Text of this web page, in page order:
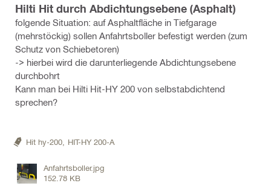
Hilti Hit durch Abdichtungsebene (Asphalt)
folgende Situation: auf Asphaltfläche in Tiefgarage
(mehrstöckig) sollen Anfahrtsboller befestigt werden (zum
Schutz von Schiebetoren)
-> hierbei wird die darunterliegende Abdichtungsebene
durchbohrt
Kann man bei Hilti Hit-HY 200 von selbstabdichtend
sprechen?
Hit hy-200, HIT-HY 200-A
Anfahrtsboller.jpg
152.78 KB